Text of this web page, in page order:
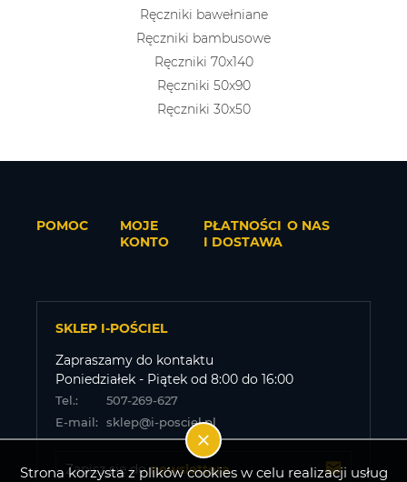
Strona korzysta z plików cookies w celu realizacji usług
Ręczniki bawełniane
Ręczniki bambusowe
Ręczniki 70x140
Ręczniki 50x90
Ręczniki 30x50
POMOC
MOJE
KONTO
PŁATNOŚCI
I DOSTAWA
O NAS
SKLEP I-POŚCIEL
Zapraszamy do kontaktu
Poniedziałek - Piątek od 8:00 do 16:00
Tel.:
507-269-627
E-mail: sklep@i-posciel.pl
Zapisz się do newslettera